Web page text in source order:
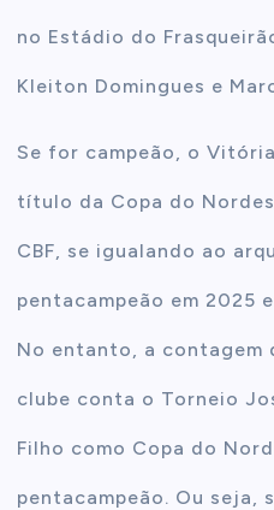
no Estádio do
Kleiton Domingues e
Se for campeão, o
título da Copa do
CBF, se igualando ao
pentacampeão em 2025
No entanto, a
clube conta o Torneio
Filho como Copa do
pentacampeão. Ou seja,